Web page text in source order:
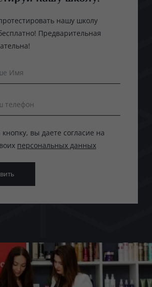
нашу школу
Предварительная
Имя
телефон
вы даете согласие на
персональных данных